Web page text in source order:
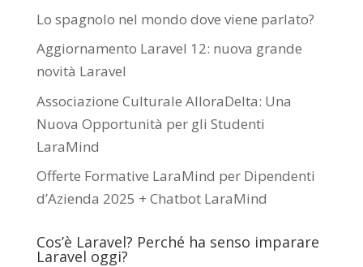
Lo spagnolo nel mondo dove viene parlato?
Aggiornamento Laravel 12: nuova grande
novità Laravel
Associazione Culturale AlloraDelta: Una
Nuova Opportunità per gli Studenti
LaraMind
Offerte Formative LaraMind per Dipendenti
d’Azienda 2025 + Chatbot LaraMind
Cos’è Laravel? Perché ha senso imparare
Laravel oggi?